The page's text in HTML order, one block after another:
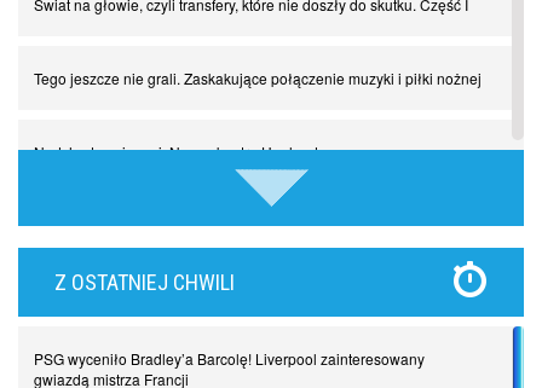
Tego jeszcze nie grali. Zaskakujące połączenie muzyki i piłki nożnej
Nadchodzą giganci. Nunez kontra Haaland
Lewandowski kontra Bayern. Czy wilk będzie syty, a owca cała?
Piłkarz z numerem 47. Phil Foden i inne przypadki
Z OSTATNIEJ CHWILI
PSG wyceniło Bradley’a Barcolę! Liverpool zainteresowany
gwiazdą mistrza Francji